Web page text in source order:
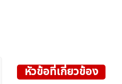
หัวข้อที่เกี่ยวข้อง